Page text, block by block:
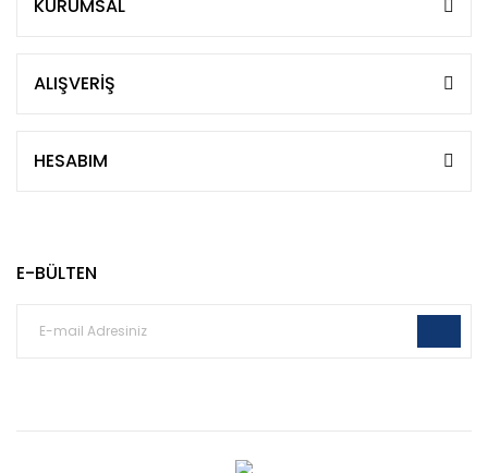
KURUMSAL
ALIŞVERİŞ
HESABIM
E-BÜLTEN